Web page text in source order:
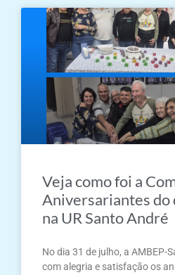
Veja como foi a
Aniversariantes
na UR Santo André
No dia 31 de julho, a AMBEP-
com alegria e satisfação os